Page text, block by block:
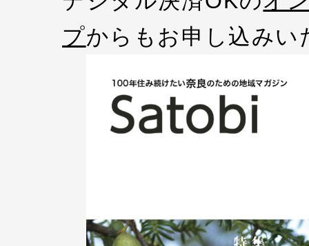
プからもお申し込みい